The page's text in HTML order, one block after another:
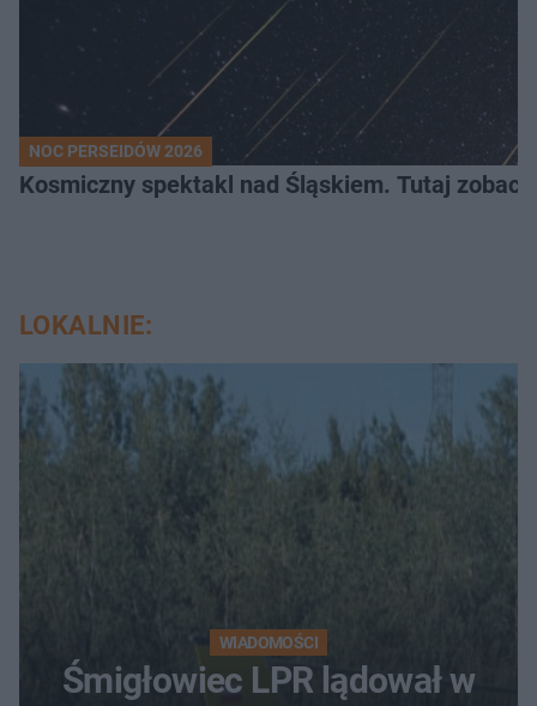
NOC PERSEIDÓW 2026
Kosmiczny spektakl nad Śląskiem. Tutaj
LOKALNIE:
WIADOMOŚCI
Śmigłowiec LPR lądował w